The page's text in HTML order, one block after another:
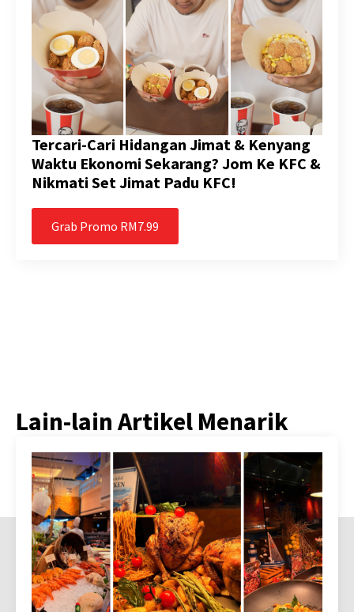
Tercari-Cari Hidangan Jimat & Kenyang
Waktu Ekonomi Sekarang? Jom Ke KFC &
Nikmati Set Jimat Padu KFC!
Grab Promo RM7.99
Lain-lain Artikel Menarik